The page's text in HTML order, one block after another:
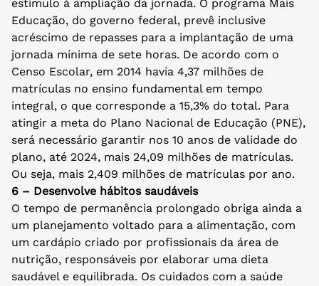
estímulo à ampliação da jornada. O programa Mais
Educação, do governo federal, prevê inclusive
acréscimo de repasses para a implantação de uma
jornada mínima de sete horas. De acordo com o
Censo Escolar, em 2014 havia 4,37 milhões de
matrículas no ensino fundamental em tempo
integral, o que corresponde a 15,3% do total. Para
atingir a meta do Plano Nacional de Educação (PNE),
será necessário garantir nos 10 anos de validade do
plano, até 2024, mais 24,09 milhões de matrículas.
Ou seja, mais 2,409 milhões de matrículas por ano.
6 – Desenvolve hábitos saudáveis
O tempo de permanência prolongado obriga ainda a
um planejamento voltado para a alimentação, com
um cardápio criado por profissionais da área de
nutrição, responsáveis por elaborar uma dieta
saudável e equilibrada. Os cuidados com a saúde